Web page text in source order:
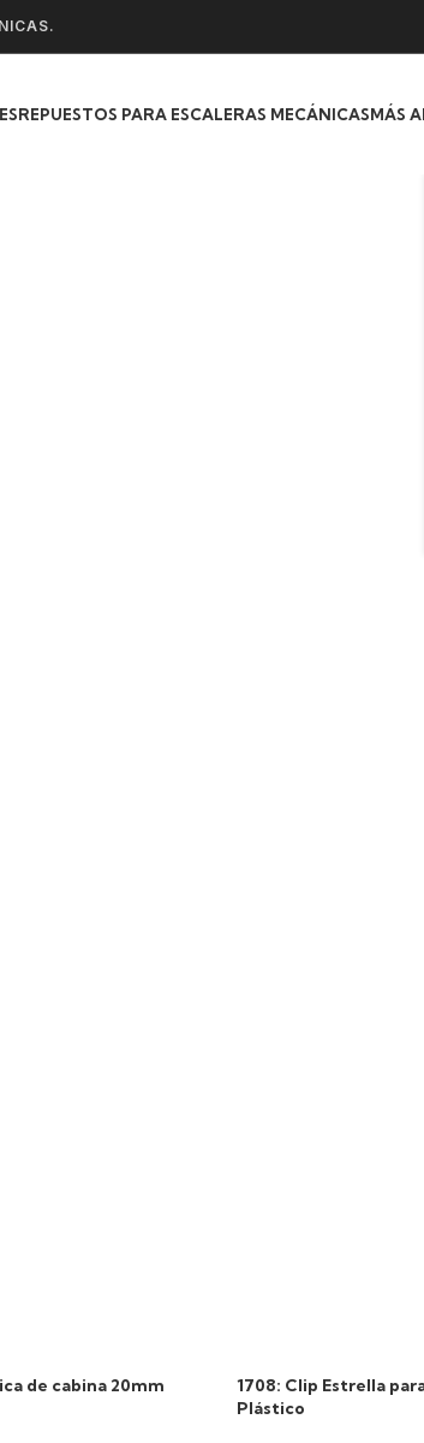
REPUESTOS PARA ESCALERAS MECÁNICASMÁS
de cabina 20mm
1708: Clip Estrella
Plástico